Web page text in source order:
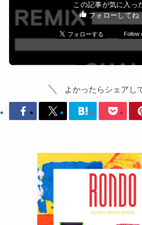
この記事が気に入っ
フォローしてね
Follow
よかったらシェアし